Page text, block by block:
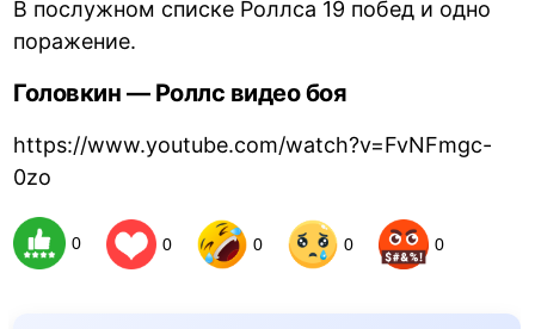
В послужном списке Роллса 19 побед и одно
поражение.
Головкин — Роллс видео боя
https://www.youtube.com/watch?v=FvNFmgc-
0zo
0 0 0 0 0